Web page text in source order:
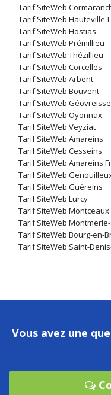
Tarif SiteWeb
Tarif SiteWeb Hauteville-
Tarif SiteWeb Hostias
Tarif SiteWeb Prémillieu
Tarif SiteWeb Thézillieu
Tarif SiteWeb Corcelles
Tarif SiteWeb Arbent
Tarif SiteWeb Bouvent
Tarif SiteWeb
Tarif SiteWeb Oyonnax
Tarif SiteWeb Veyziat
Tarif SiteWeb Amareins
Tarif SiteWeb Cesseins
Tarif SiteWeb Amareins
Tarif SiteWeb
Tarif SiteWeb Guéreins
Tarif SiteWeb Lurcy
Tarif SiteWeb Montceaux
Tarif SiteWeb
Tarif SiteWeb Bourg-en-
Tarif SiteWeb Saint-
Vous avez une